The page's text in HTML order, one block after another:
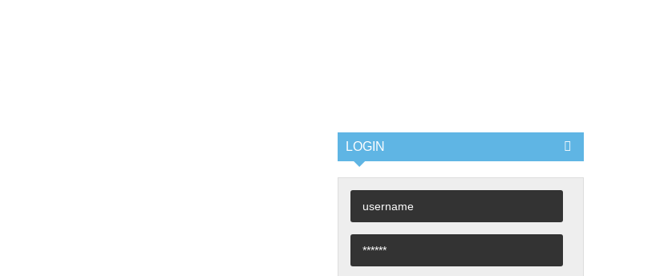
LOGIN